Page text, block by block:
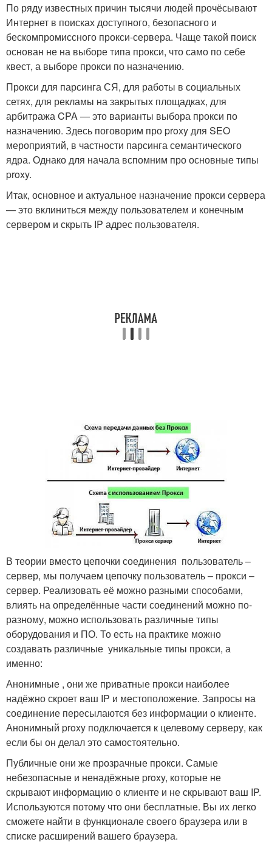
По ряду известных причин тысячи людей прочёсывают
Интернет в поисках доступного, безопасного и
бескомпромиссного прокси-сервера. Чаще такой поиск
основан не на выборе типа прокси, что само по себе
квест, а выборе прокси по назначению.
Прокси для парсинга СЯ, для работы в социальных
сетях, для рекламы на закрытых площадках, для
арбитража CPA — это варианты выбора прокси по
назначению. Здесь поговорим про proxy для SEO
мероприятий, в частности парсинга семантического
ядра. Однако для начала вспомним про основные типы
proxy.
Итак, основное и актуальное назначение прокси сервера
— это вклиниться между пользователем и конечным
сервером и скрыть IP адрес пользователя.
В теории вместо цепочки соединения пользователь –
сервер, мы получаем цепочку пользователь – прокси –
сервер. Реализовать её можно разными способами,
влиять на определённые части соединений можно по-
разному, можно использовать различные типы
оборудования и ПО. То есть на практике можно
создавать различные уникальные типы прокси, а
именно:
Анонимные , они же приватные прокси наиболее
надёжно скроет ваш IP и местоположение. Запросы на
соединение пересылаются без информации о клиенте.
Анонимный proxy подключается к целевому серверу, как
если бы он делал это самостоятельно.
Публичные они же прозрачные прокси. Самые
небезопасные и ненадёжные proxy, которые не
скрывают информацию о клиенте и не скрывают ваш IP.
Используются потому что они бесплатные. Вы их легко
сможете найти в функционале своего браузера или в
списке расширений вашего браузера.